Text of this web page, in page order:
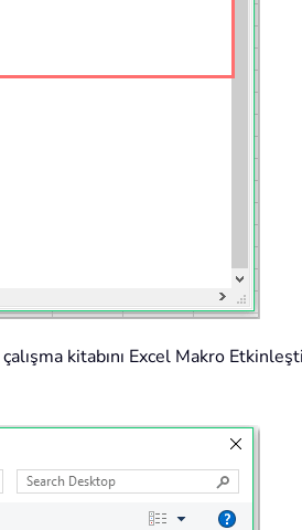
kitabını Excel Makro